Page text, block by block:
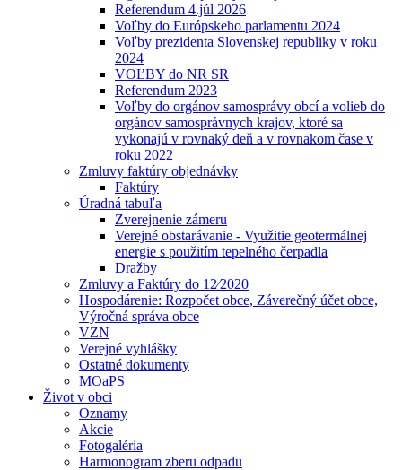
Referendum 4.júl 2026
Voľby do Európskeho parlamentu 2024
Voľby prezidenta Slovenskej republiky v roku
2024
VOĽBY do NR SR
Referendum 2023
Voľby do orgánov samosprávy obcí a volieb do
orgánov samosprávnych krajov, ktoré sa
vykonajú v rovnaký deň a v rovnakom čase v
roku 2022
Zmluvy faktúry objednávky
Faktúry
Úradná tabuľa
Zverejnenie zámeru
Verejné obstarávanie - Využitie geotermálnej
energie s použitím tepelného čerpadla
Dražby
Zmluvy a Faktúry do 12⁄2020
Hospodárenie: Rozpočet obce, Záverečný účet obce,
Výročná správa obce
VZN
Verejné vyhlášky
Ostatné dokumenty
MOaPS
Život v obci
Oznamy
Akcie
Fotogaléria
Harmonogram zberu odpadu